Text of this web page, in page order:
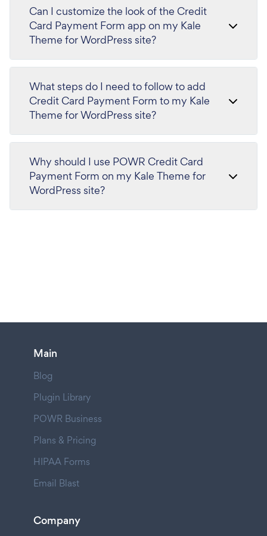
Can I customize the look of the Credit
Card Payment Form app on my Kale
Theme for WordPress site?
What steps do I need to follow to add
Credit Card Payment Form to my Kale
Theme for WordPress site?
Why should I use POWR Credit Card
Payment Form on my Kale Theme for
WordPress site?
Main
Blog
Plugin Library
POWR Business
Plans & Pricing
HIPAA Forms
Email Blast
Company